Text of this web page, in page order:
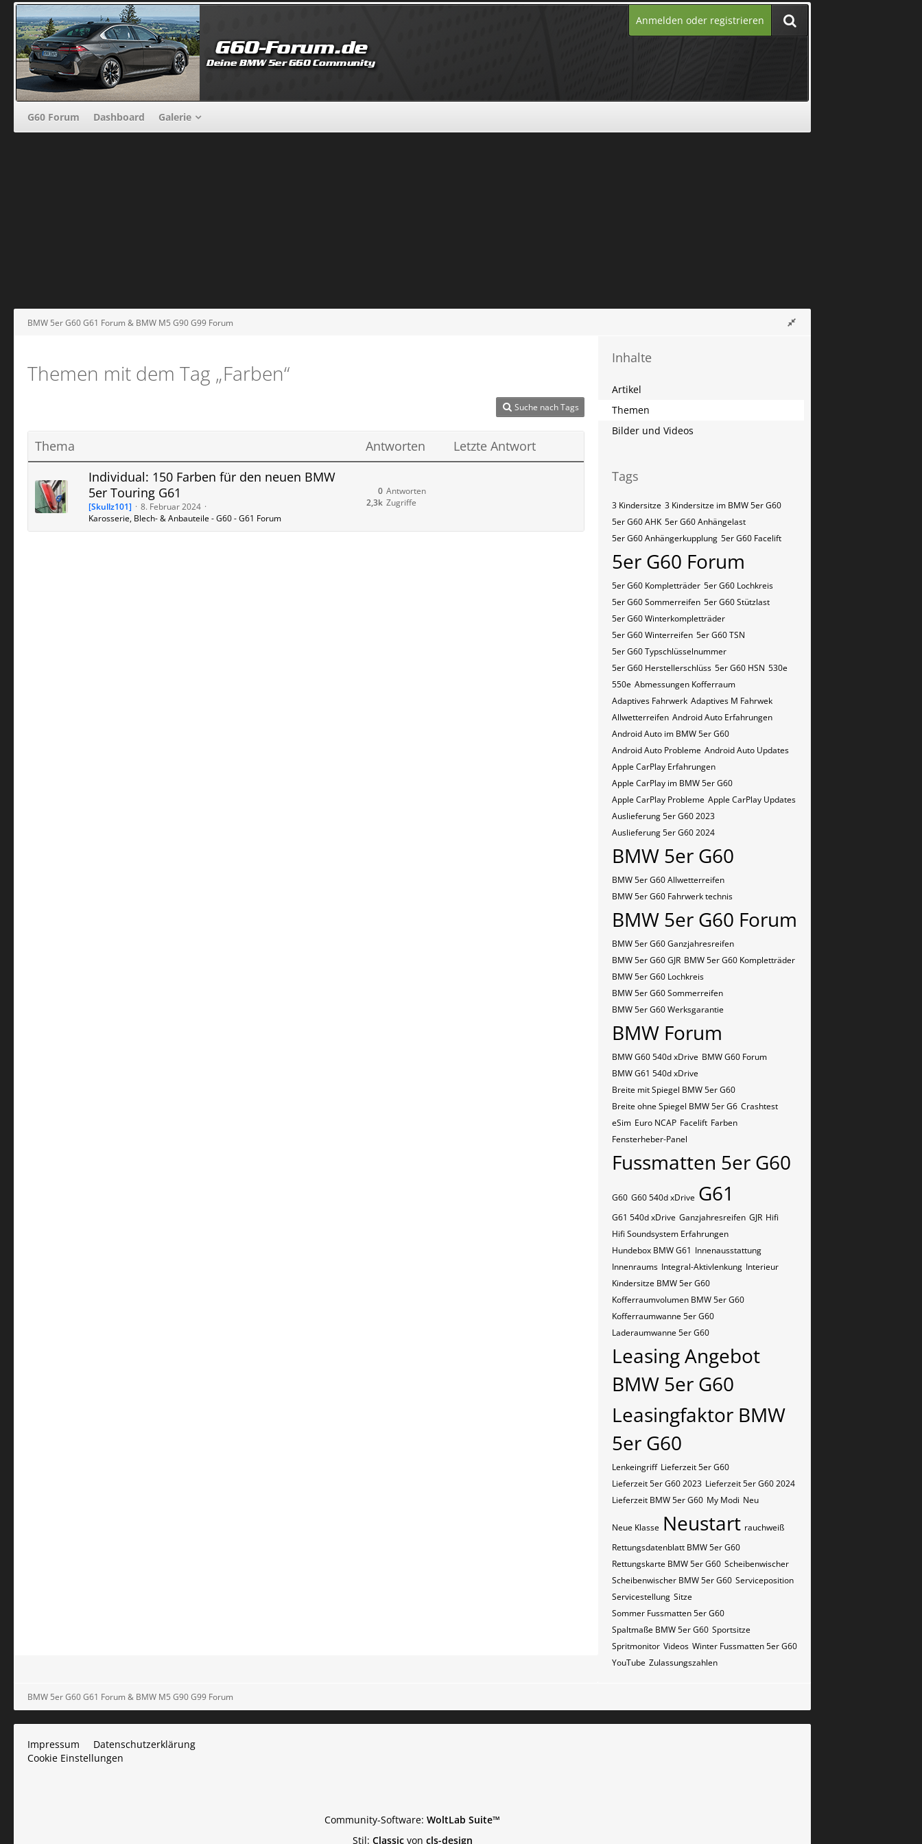
Anmelden oder registrieren
G60 Forum Dashboard Galerie
BMW 5er G60 G61 Forum & BMW M5 G90 G99 Forum
Themen mit dem Tag „Farben“
Suche nach Tags
Thema Antworten
Letzte Antwort
Individual: 150 Farben für den neuen BMW
5er Touring G61
[Skullz101]
8. Februar 2024
Karosserie, Blech- & Anbauteile - G60 - G61 Forum
Antworten
0
Zugriffe
2,3k
Inhalte
Artikel
Themen
Bilder und Videos
Tags
3 Kindersitze 3 Kindersitze im BMW 5er G60
5er G60 AHK 5er G60 Anhängelast
5er G60 Anhängerkupplung 5er G60 Facelift
5er G60 Forum
5er G60 Kompletträder 5er G60 Lochkreis
5er G60 Sommerreifen 5er G60 Stützlast
5er G60 Winterkompletträder
5er G60 Winterreifen 5er G60​​​​ TSN
5er G60​​​​ Typschlüsselnummer
5er G60​​​​​ Herstellerschlüss 5er G60​​​​​ HSN 530e
550e Abmessungen Kofferraum
Adaptives Fahrwerk Adaptives M Fahrwek
Allwetterreifen Android Auto Erfahrungen
Android Auto im BMW 5er G60
Android Auto Probleme Android Auto Updates
Apple CarPlay Erfahrungen
Apple CarPlay im BMW 5er G60
Apple CarPlay Probleme Apple CarPlay Updates
Auslieferung 5er G60 2023
Auslieferung 5er G60 2024
BMW 5er G60
BMW 5er G60 Allwetterreifen
BMW 5er G60 Fahrwerk technis
BMW 5er G60 Forum
BMW 5er G60 Ganzjahresreifen
BMW 5er G60 GJR BMW 5er G60 Kompletträder
BMW 5er G60 Lochkreis
BMW 5er G60 Sommerreifen
BMW 5er G60 Werksgarantie
BMW Forum
BMW G60 540d xDrive BMW G60 Forum
BMW G61 540d xDrive
Breite mit Spiegel BMW 5er G60
Breite ohne Spiegel BMW 5er G6 Crashtest
eSim Euro NCAP Facelift Farben
Fensterheber-Panel
Fussmatten 5er G60
G60 G60 540d xDrive G61
G61 540d xDrive Ganzjahresreifen GJR Hifi
Hifi Soundsystem Erfahrungen
Hundebox BMW G61 Innenausstattung
Innenraums Integral-Aktivlenkung Interieur
Kindersitze BMW 5er G60
Kofferraumvolumen BMW 5er G60
Kofferraumwanne 5er G60
Laderaumwanne 5er G60
Leasing Angebot
BMW 5er G60
Leasingfaktor BMW
5er G60
Lenkeingriff Lieferzeit 5er G60
Lieferzeit 5er G60 2023 Lieferzeit 5er G60 2024
Lieferzeit BMW 5er G60 My Modi Neu
Neue Klasse Neustart rauchweiß
Rettungsdatenblatt BMW 5er G60
Rettungskarte BMW 5er G60 Scheibenwischer
Scheibenwischer BMW​ 5er G60 Serviceposition
Servicestellung Sitze
Sommer Fussmatten 5er G60
Spaltmaße BMW 5er G60 Sportsitze
Spritmonitor Videos Winter Fussmatten 5er G60
YouTube Zulassungszahlen
BMW 5er G60 G61 Forum & BMW M5 G90 G99 Forum
Impressum
Datenschutzerklärung
Cookie Einstellungen
Community-Software: WoltLab Suite™
Stil: Classicvon cls-design